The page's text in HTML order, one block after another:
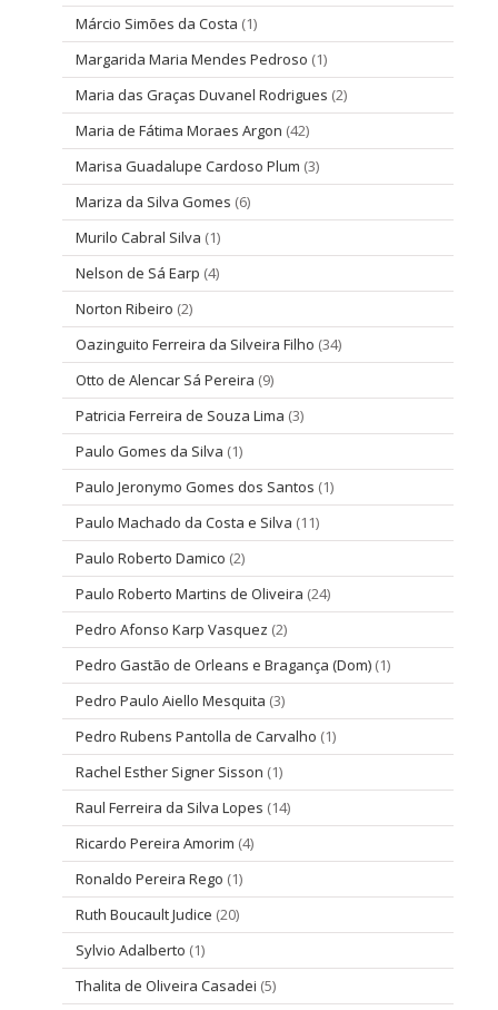
Márcio Simões da Costa (1)
Margarida Maria Mendes Pedroso (1)
Maria das Graças Duvanel Rodrigues (2)
Maria de Fátima Moraes Argon (42)
Marisa Guadalupe Cardoso Plum (3)
Mariza da Silva Gomes (6)
Murilo Cabral Silva (1)
Nelson de Sá Earp (4)
Norton Ribeiro (2)
Oazinguito Ferreira da Silveira Filho (34)
Otto de Alencar Sá Pereira (9)
Patricia Ferreira de Souza Lima (3)
Paulo Gomes da Silva (1)
Paulo Jeronymo Gomes dos Santos (1)
Paulo Machado da Costa e Silva (11)
Paulo Roberto Damico (2)
Paulo Roberto Martins de Oliveira (24)
Pedro Afonso Karp Vasquez (2)
Pedro Gastão de Orleans e Bragança (Dom) (1)
Pedro Paulo Aiello Mesquita (3)
Pedro Rubens Pantolla de Carvalho (1)
Rachel Esther Signer Sisson (1)
Raul Ferreira da Silva Lopes (14)
Ricardo Pereira Amorim (4)
Ronaldo Pereira Rego (1)
Ruth Boucault Judice (20)
Sylvio Adalberto (1)
Thalita de Oliveira Casadei (5)